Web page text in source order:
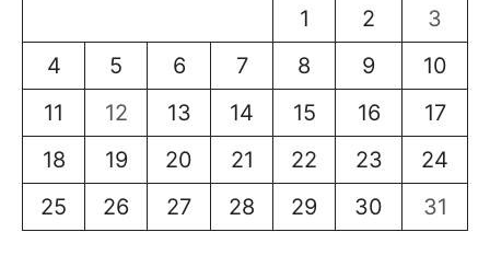
1
2
3
4
5 6 7 8 9
10
11
12 13 14 15 16
17
18
19 20 21 22 23
24
25
26 27 28 29 30 31